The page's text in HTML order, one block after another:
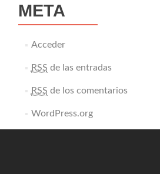
META
Acceder
RSS de las entradas
RSS de los comentarios
WordPress.org